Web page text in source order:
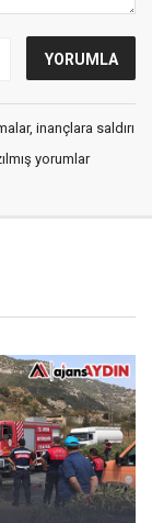
inançlara saldırı
yorumlar